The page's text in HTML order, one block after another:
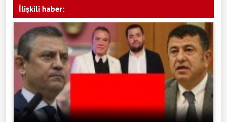
İlişkili haber: